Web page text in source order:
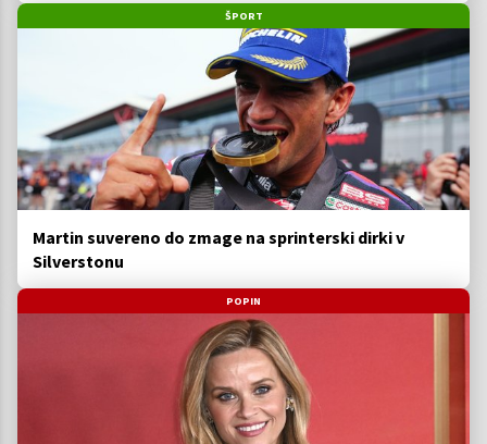
ŠPORT
Martin suvereno do zmage na sprinterski dirki v
Silverstonu
POPIN